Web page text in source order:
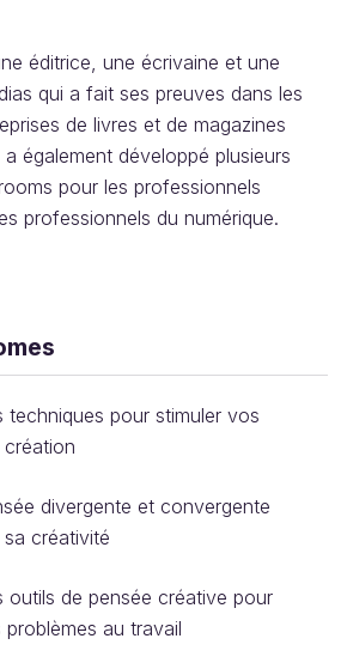
éditrice, une écrivaine et une
qui a fait ses preuves dans les
de livres et de magazines
également développé plusieurs
pour les professionnels
professionnels du numérique.
techniques pour stimuler vos
divergente et convergente
créativité
outils de pensée créative pour
au travail